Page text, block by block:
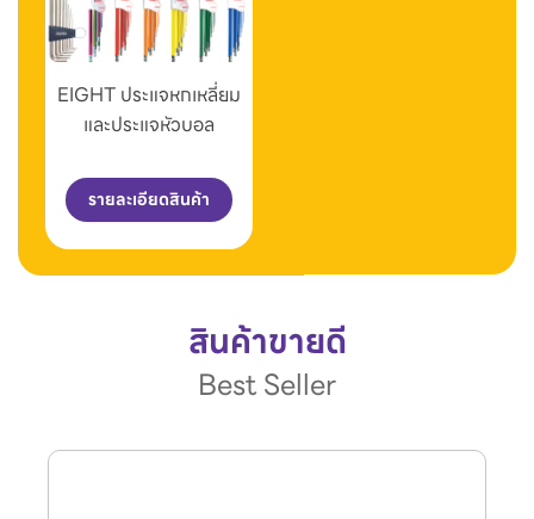
EIGHT ประแจหกเหลี่ยม
และประแจหัวบอล
รายละเอียดสินค้า
สินค้าขายดี
Best Seller